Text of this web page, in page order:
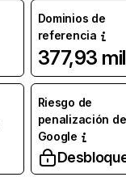
Dominios de
referencia
377,93 mil
Riesgo de
penalización de
Google